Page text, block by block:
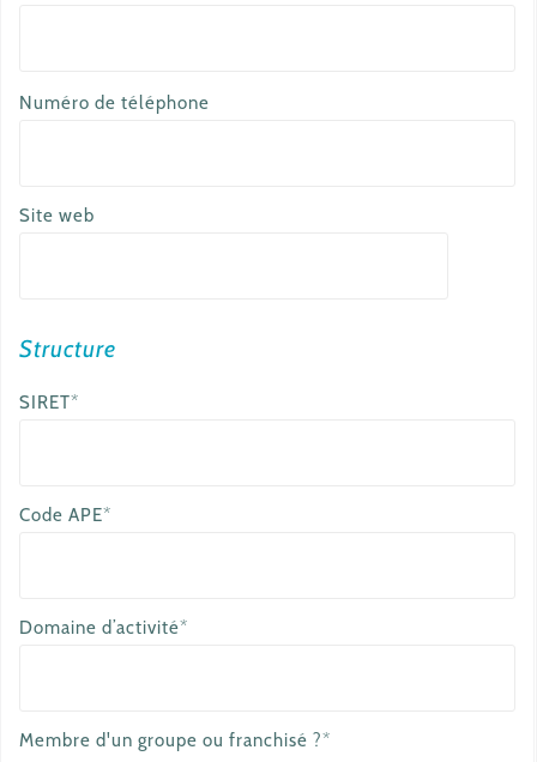
Numéro de téléphone
Site web
Structure
SIRET*
Code APE*
Domaine d’activité*
Membre d'un groupe ou franchisé ?*